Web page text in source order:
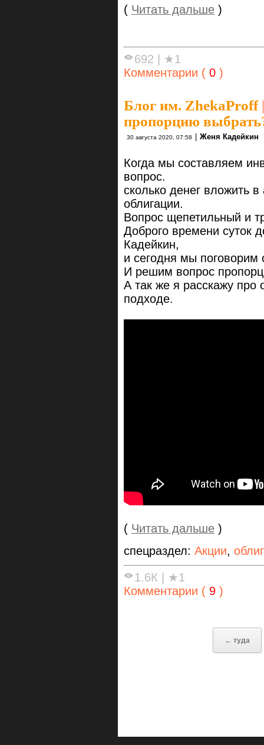
( Читать дальше )
692 | ★1
Комментарии ( 0 )
Блог им. ZhekaProff|
пропорцию
30 августа 2020, 07:58 | Женя Кадейкин
Когда мы составляем
вопрос.
сколько денег вложить
облигации.
Вопрос щепетильный и
Доброго времени суток
Кадейкин,
и сегодня мы
И решим вопрос
А так же я расскажу
подходе.
( Читать дальше )
спецраздел: Акции,
1.6К
★1
Комментарии ( 9 )
← туда